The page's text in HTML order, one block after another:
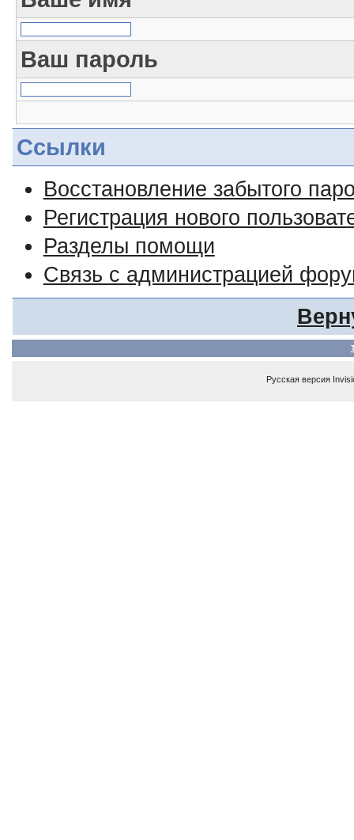
Ваш пароль
Ссылки
Восстановление забытого
Регистрация нового
Разделы помощи
Связь с администрацией
Русская версия